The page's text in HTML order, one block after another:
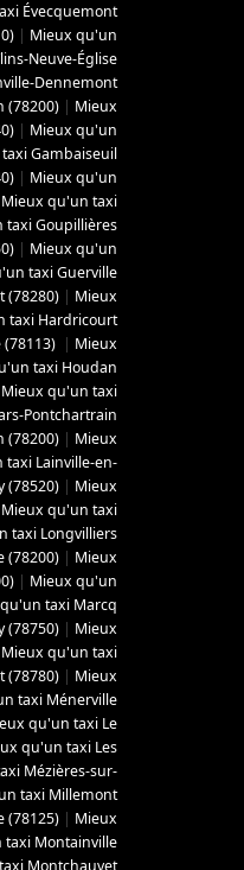
Évecquemont
| Mieux qu'un
Neuve-Église
Dennemont
(78200) | Mieux
| Mieux qu'un
Gambaiseuil
| Mieux qu'un
Mieux qu'un taxi
taxi Goupillières
| Mieux qu'un
taxi Guerville
(78280) | Mieux
taxi Hardricourt
| Mieux
taxi Houdan
Mieux qu'un taxi
Pontchartrain
(78200) | Mieux
Lainville-en-
(78520) | Mieux
Mieux qu'un taxi
taxi Longvilliers
(78200) | Mieux
| Mieux qu'un
taxi Marcq
(78750) | Mieux
Mieux qu'un taxi
(78780) | Mieux
taxi Ménerville
qu'un taxi Le
qu'un taxi Les
Mézières-sur-
taxi Millemont
(78125) | Mieux
Montainville